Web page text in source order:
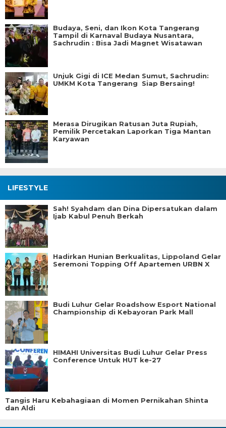
Budaya, Seni, dan Ikon Kota Tangerang
Tampil di Karnaval Budaya Nusantara,
Sachrudin : Bisa Jadi Magnet Wisatawan
Unjuk Gigi di ICE Medan Sumut, Sachrudin:
UMKM Kota Tangerang Siap Bersaing!
Merasa Dirugikan Ratusan Juta Rupiah,
Pemilik Percetakan Laporkan Tiga Mantan
Karyawan
LIFESTYLE
Sah! Syahdam dan Dina Dipersatukan dalam
Ijab Kabul Penuh Berkah
Hadirkan Hunian Berkualitas, Lippoland Gelar
Seremoni Topping Off Apartemen URBN X
Budi Luhur Gelar Roadshow Esport National
Championship di Kebayoran Park Mall
HIMAHI Universitas Budi Luhur Gelar Press
Conference Untuk HUT ke-27
Tangis Haru Kebahagiaan di Momen Pernikahan Shinta
dan Aldi